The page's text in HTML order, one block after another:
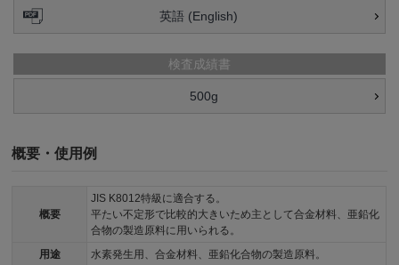
英語 (English)
検査成績書
500g
概要・使用例
概要
JIS K8012特級に適合する。
平たい不定形で比較的大きいため主として合金材料、亜鉛化
合物の製造原料に用いられる。
用途
水素発生用、合金材料、亜鉛化合物の製造原料。